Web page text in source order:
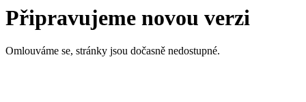
Připravujeme novou verzi
Omlouváme se, stránky jsou dočasně nedostupné.